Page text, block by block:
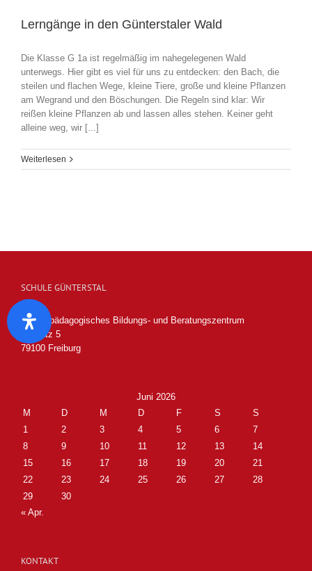
Lerngänge in den Günterstaler Wald
Die Klasse G 1a ist regelmäßig im nahegelegenen Wald
unterwegs. Hier gibt es viel für uns zu entdecken: den Bach, die
steilen und flachen Wege, kleine Tiere, große und kleine Pflanzen
am Wegrand und den Böschungen. Die Regeln sind klar: Wir
reißen kleine Pflanzen ab und lassen alles stehen. Keiner geht
alleine weg, wir [...]
Weiterlesen
SCHULE GÜNTERSTAL
Sonderpädagogisches Bildungs- und Beratungszentrum
Torplatz 5
79100 Freiburg
Juni 2026
M
D M D F S
S
1
2 3 4 5 6
7
8
9 10 11 12 13
14
15
16 17 18 19 20
21
22
23 24 25 26 27
28
29
30
« Apr.
KONTAKT